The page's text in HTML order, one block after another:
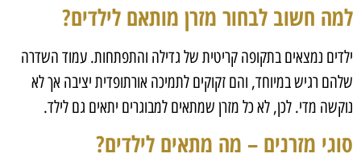
למה חשוב לבחור מזרן מותאם לילדים?
ילדים נמצאים בתקופה קריטית של גדילה והתפתחות. עמוד השדרה
שלהם רגיש במיוחד, והם זקוקים לתמיכה אורתופדית יציבה אך לא
נוקשה מדי. לכן, לא כל מזרן שמתאים למבוגרים יתאים גם לילד.
סוגי מזרנים – מה מתאים לילדים?